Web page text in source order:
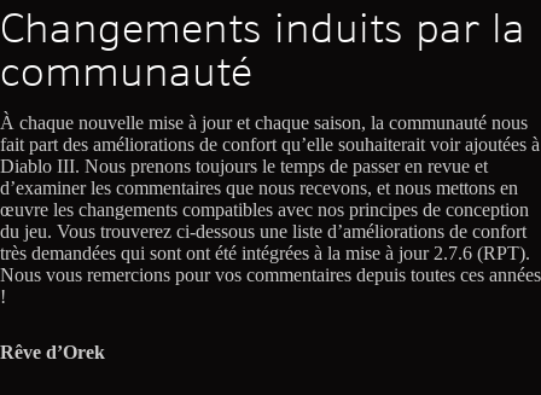
Changements induits par la
communauté
À chaque nouvelle mise à jour et chaque saison, la communauté nous
fait part des améliorations de confort qu’elle souhaiterait voir ajoutées à
Diablo III. Nous prenons toujours le temps de passer en revue et
d’examiner les commentaires que nous recevons, et nous mettons en
œuvre les changements compatibles avec nos principes de conception
du jeu. Vous trouverez ci-dessous une liste d’améliorations de confort
très demandées qui sont ont été intégrées à la mise à jour 2.7.6 (RPT).
Nous vous remercions pour vos commentaires depuis toutes ces années
!
Rêve d’Orek